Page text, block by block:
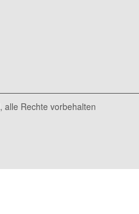
, alle Rechte vorbehalten